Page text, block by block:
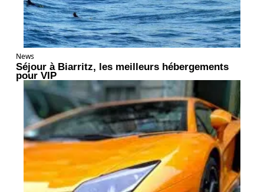
News
Séjour à Biarritz, les meilleurs hébergements
pour VIP